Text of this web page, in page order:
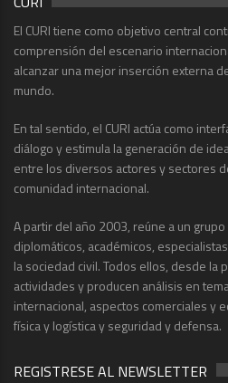
El CURI tiene como objetivo central
comprensión del escenario
alcanzar una mejor inserción externa
mundo.
En tal sentido, el CURI actúa como
diálogo y estimula la generación de
entre los diversos actores y sectores
comunidad internacional.
A partir del año 2003, reúne a un
diplomáticos, académicos,
la sociedad civil. Todos ellos, desde la
actividades y producen análisis en
internacional, aspectos comerciales y
física y logística y seguridad y defensa.
REGISTRESE AL NEWSLETTER